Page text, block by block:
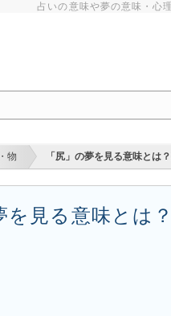
占いの意味や夢の意味・心
物 「尻」の夢を見る意味とは
を見る意味とは